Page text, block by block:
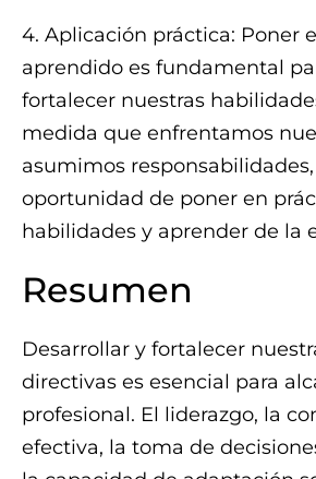
4. Aplicación práctica: Poner
aprendido es fundamental
fortalecer nuestras
medida que enfrentamos
asumimos
oportunidad de poner en
habilidades y aprender de la
Resumen
Desarrollar y fortalecer
directivas es esencial para
profesional. El liderazgo, la
efectiva, la toma de